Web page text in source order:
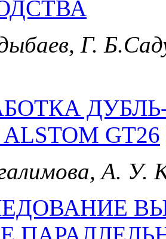
Г.
GT26
А. У.